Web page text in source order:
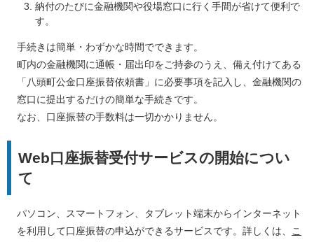
納付のたびに金融機関や役場窓口に行く手間が省けて便利で
す。
手続きは簡単・わずかな時間でできます。
町内の金融機関に通帳・届出印をご持参のうえ、備え付けてある
「八頭町公金口座振替依頼書」に必要事項を記入し、金融機関の
窓口に提出するだけの簡単な手続きです。
なお、口座振替の手数料は一切かかりません。
Web口座振替受付サービスの開始につい
て
パソコン、スマートフォン、タブレット端末からインターネット
を利用して口座振替の申込ができるサービスです。詳しくは、
こ